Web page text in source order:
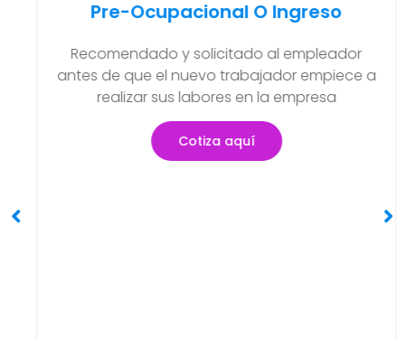
Examen Médico Ocupacional